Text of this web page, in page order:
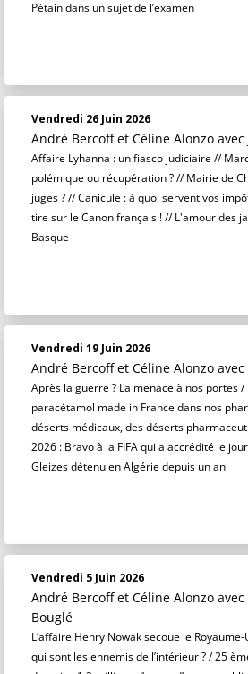
Pétain dans un sujet de l’examen
Vendredi 26 Juin 2026
André Bercoff et Céline Alonzo avec
Affaire Lyhanna : un fiasco judiciaire //
polémique ou récupération ? // Mairie de
juges ? // Canicule : à quoi servent vos
tire sur le Canon français ! // L'amour des
Basque
Vendredi 19 Juin 2026
André Bercoff et Céline Alonzo
Après la guerre ? La menace à nos portes
paracétamol made in France dans nos
déserts médicaux, des déserts
2026 : Bravo à la FIFA qui a accrédité le
Gleizes détenu en Algérie depuis un an
Vendredi 5 Juin 2026
André Bercoff et Céline Alonzo
Bouglé
L’affaire Henry Nowak secoue le
qui sont les ennemis de l’intérieur ? / 25